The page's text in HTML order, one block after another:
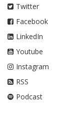
Twitter
Facebook
LinkedIn
Youtube
Instagram
RSS
Podcast